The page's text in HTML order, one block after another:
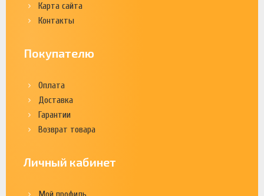
Карта сайта
Контакты
Покупателю
Оплата
Доставка
Гарантии
Возврат товара
Личный кабинет